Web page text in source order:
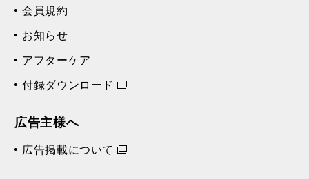
会員規約
お知らせ
アフターケア
付録ダウンロード
広告主様へ
広告掲載について